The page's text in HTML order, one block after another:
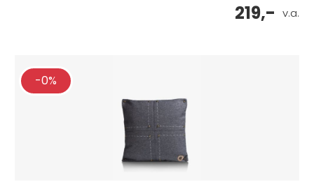
v.a.
219,-
-0%